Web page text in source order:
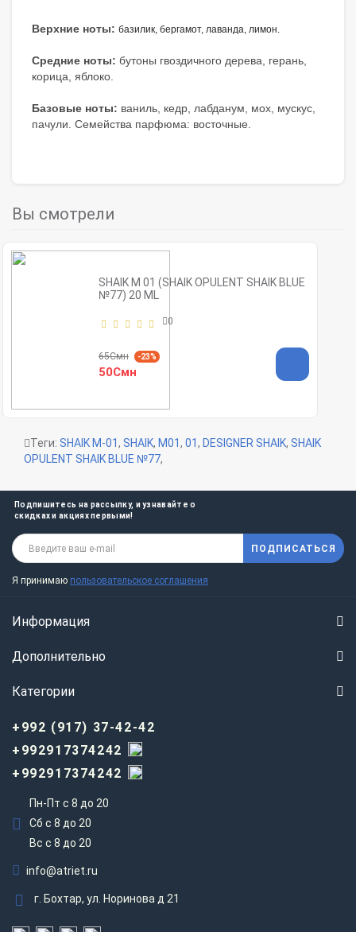
Верхние ноты: базилик, бергамот, лаванда, лимон.
Средние ноты: бутоны гвоздичного дерева, герань,
корица, яблоко.
Базовые ноты: ваниль, кедр, лабданум, мох, мускус,
пачули. Семейства парфюма: восточные.
Вы смотрели
SHAIK M 01 (SHAIK OPULENT SHAIK BLUE
№77) 20 ML
0
65Смн -23%
50Смн
Теги: SHAIK M-01, SHAIK, M01, 01, DESIGNER SHAIK, SHAIK
OPULENT SHAIK BLUE №77,
Подпишитесь на рассылку, и узнавайте о
скидках и акциях первыми!
ПОДПИСАТЬСЯ
Я принимаю пользовательское соглашения
Информация
Дополнительно
Категории
+992 (917) 37-42-42
+992917374242
+992917374242
Пн-Пт с 8 до 20
Сб с 8 до 20
Вс c 8 до 20
info@atriet.ru
г. Бохтар, ул. Норинова д 21